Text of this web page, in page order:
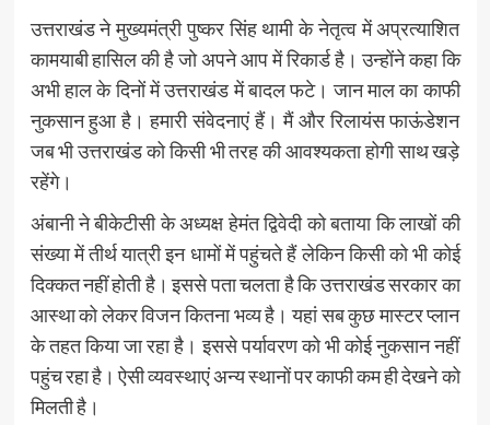
उत्तराखंड ने मुख्यमंत्री पुष्कर सिंह थामी के नेतृत्व में अप्रत्याशित
कामयाबी हासिल की है जो अपने आप में रिकार्ड है। उन्होंने कहा कि
अभी हाल के दिनों में उत्तराखंड में बादल फटे। जान माल का काफी
नुकसान हुआ है। हमारी संवेदनाएं हैं। मैं और रिलायंस फाऊंडेशन
जब भी उत्तराखंड को किसी भी तरह की आवश्यकता होगी साथ खड़े
रहेंगे।
अंबानी ने बीकेटीसी के अध्यक्ष हेमंत द्विवेदी को बताया कि लाखों की
संख्या में तीर्थ यात्री इन धामों में पहुंचते हैं लेकिन किसी को भी कोई
दिक्कत नहीं होती है। इससे पता चलता है कि उत्तराखंड सरकार का
आस्था को लेकर विजन कितना भव्य है। यहां सब कुछ मास्टर प्लान
के तहत किया जा रहा है। इससे पर्यावरण को भी कोई नुकसान नहीं
पहुंच रहा है। ऐसी व्यवस्थाएं अन्य स्थानों पर काफी कम ही देखने को
मिलती है।